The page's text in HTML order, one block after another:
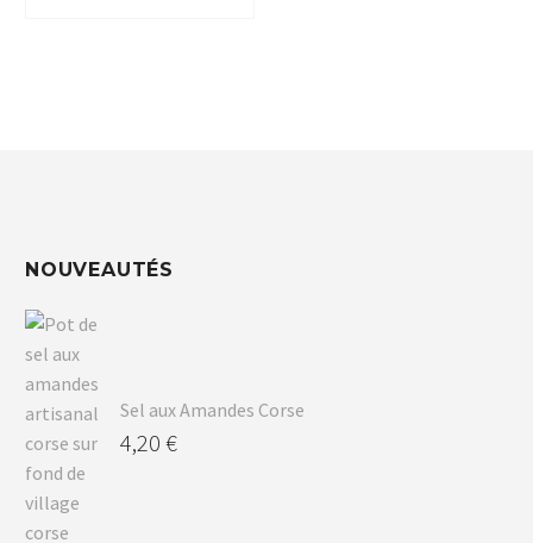
NOUVEAUTÉS
Sel aux Amandes Corse
4,20 €